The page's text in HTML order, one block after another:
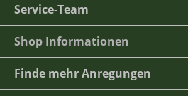
Service-Team
Shop Informationen
Finde mehr Anregungen